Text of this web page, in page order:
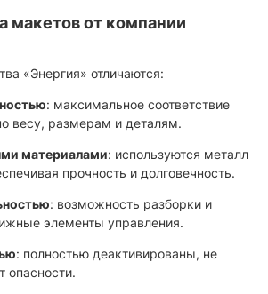
макетов от компании
«Энергия» отличаются:
: максимальное соответствие
весу, размерам и деталям.
материалами: используются металл
прочность и долговечность.
: возможность разборки и
элементы управления.
: полностью деактивированы, не
опасности.